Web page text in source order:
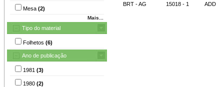
Mesa (2)
Mais...
Tipo do material
Folhetos (6)
Ano de publicação
1981 (3)
1980 (2)
BRT - AG 15018 - 1 ADD